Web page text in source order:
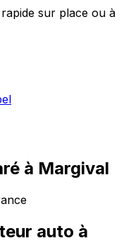
sur place ou à
à Margival
auto à